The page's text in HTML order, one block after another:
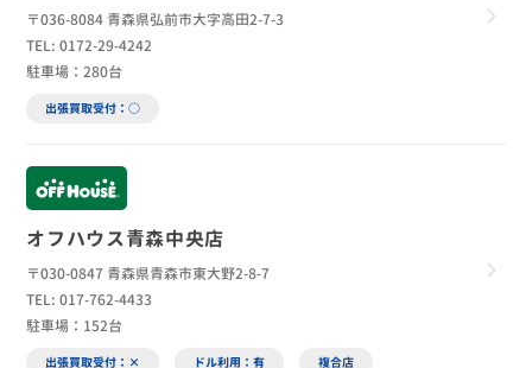
〒036-8084 青森県弘前市大字高田2-7-3
TEL: 0172-29-4242
駐車場：280台
出張買取受付：○
オフハウス青森中央店
〒030-0847 青森県青森市東大野2-8-7
TEL: 017-762-4433
駐車場：152台
出張買取受付：× ドル利用：有 複合店